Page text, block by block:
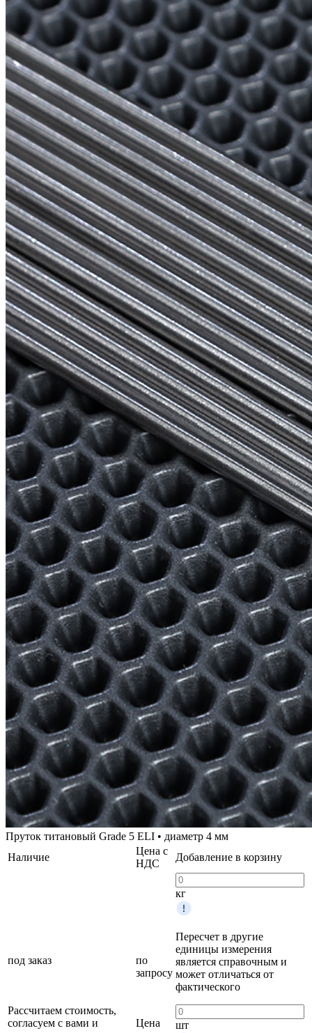
Пруток титановый Grade 5 ELI • диаметр 4 мм
Наличие
Цена с
НДС
Добавление в корзину
под заказ
Рассчитаем стоимость,
согласуем с вами и
по
запросу
Цена
кг
Пересчет в другие
единицы измерения
является справочным и
может отличаться от
фактического
шт